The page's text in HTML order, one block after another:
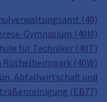
(40)
Gymnasium (40M)
für Techniker (40T)
(40W)
Abfallwirtschaft und
(EB77)